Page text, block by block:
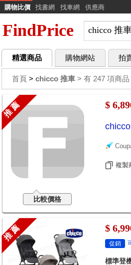
購物比價 找書網 找車網 供應商
FindPrice
精選商品 購物網站 拍
首頁 > chicco 推車 > 有 247 項商品
推 薦
比較價格
$
複製
推 薦 $
促銷
標準登